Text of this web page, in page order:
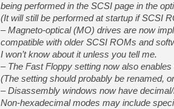
being performed in the SCSI page in the
(It will still be performed at startup if SCSI
– Magneto-optical (MO) drives are now
compatible with older SCSI ROMs and
I won’t know about it unless you tell me.
– The Fast Floppy setting now also
(The setting should probably be renamed,
– Disassembly windows now have
Non-hexadecimal modes may include